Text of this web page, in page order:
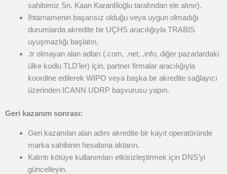
sahibimiz Sn. Kaan Karanfiloğlu tarafından ele alınır).
İhtarnamenin başarısız olduğu veya uygun olmadığı
durumlarda akredite bir UÇHS aracılığıyla TRABIS
uyuşmazlığı başlatın.
.tr olmayan alan adları (.com, .net, .info, diğer pazarlardaki
ülke kodlu TLD’ler) için, partner firmalar aracılığıyla
koordine edilerek WIPO veya başka bir akredite sağlayıcı
üzerinden ICANN UDRP başvurusu yapın.
Geri kazanım sonrası:
Geri kazanılan alan adını akredite bir kayıt operatöründe
marka sahibinin hesabına aktarın.
Kalıntı kötüye kullanımları etkisizleştirmek için DNS’yi
güncelleyin.